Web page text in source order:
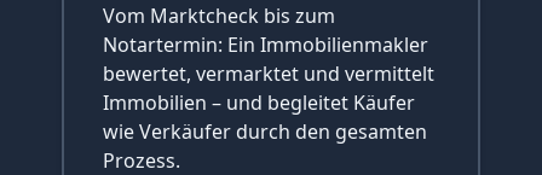
Vom Marktcheck bis zum
Notartermin: Ein Immobilienmakler
bewertet, vermarktet und vermittelt
Immobilien – und begleitet Käufer
wie Verkäufer durch den gesamten
Prozess.